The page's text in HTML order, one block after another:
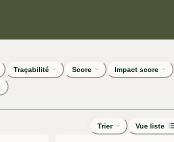
Traçabilité Score Impact score
Trier Vue liste